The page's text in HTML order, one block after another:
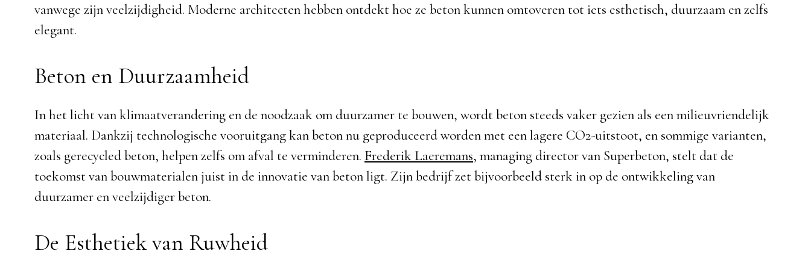
vanwege zijn veelzijdigheid. Moderne architecten hebben ontdekt hoe ze beton kunnen omtoveren tot iets esthetisch, duurzaam en zelfs
elegant.
Beton en Duurzaamheid
In het licht van klimaatverandering en de noodzaak om duurzamer te bouwen, wordt beton steeds vaker gezien als een milieuvriendelijk
materiaal. Dankzij technologische vooruitgang kan beton nu geproduceerd worden met een lagere CO2-uitstoot, en sommige varianten,
zoals gerecycled beton, helpen zelfs om afval te verminderen. Frederik Laeremans, managing director van Superbeton, stelt dat de
toekomst van bouwmaterialen juist in de innovatie van beton ligt. Zijn bedrijf zet bijvoorbeeld sterk in op de ontwikkeling van
duurzamer en veelzijdiger beton.
De Esthetiek van Ruwheid